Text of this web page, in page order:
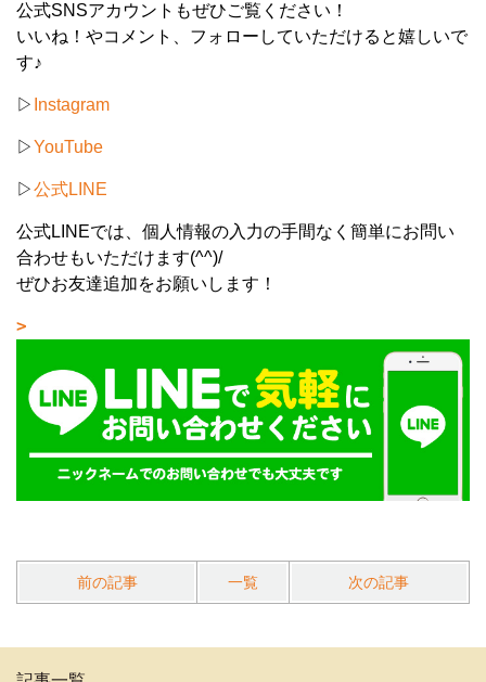
公式SNSアカウントもぜひご覧ください！
いいね！やコメント、フォローしていただけると嬉しいで
す♪
▷ Instagram
▷YouTube
▷公式LINE
公式LINEでは、個人情報の入力の手間なく簡単にお問い
合わせもいただけます(^^)/
ぜひお友達追加をお願いします！
前の記事 一覧 次の記事